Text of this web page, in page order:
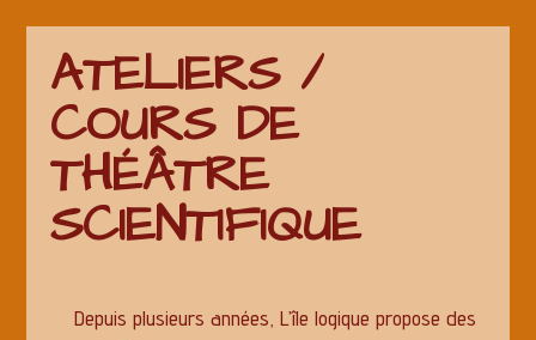
ATELIERS /
COURS DE
THÉÂTRE
SCIENTIFIQUE
Depuis plusieurs années, L’île logique propose des